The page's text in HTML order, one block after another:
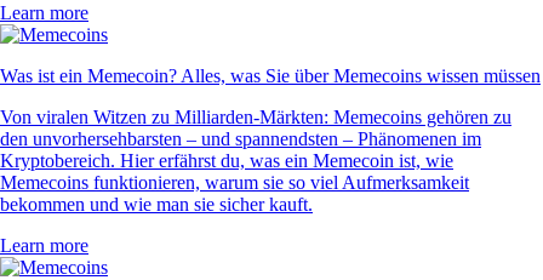
Learn more
Was ist ein Memecoin? Alles, was Sie über Memecoins wissen müssen
Von viralen Witzen zu Milliarden-Märkten: Memecoins gehören zu
den unvorhersehbarsten – und spannendsten – Phänomenen im
Kryptobereich. Hier erfährst du, was ein Memecoin ist, wie
Memecoins funktionieren, warum sie so viel Aufmerksamkeit
bekommen und wie man sie sicher kauft.
Learn more